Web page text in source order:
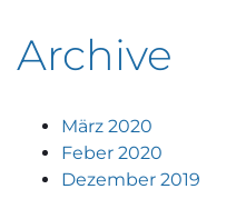
Archive
März 2020
Feber 2020
Dezember 2019